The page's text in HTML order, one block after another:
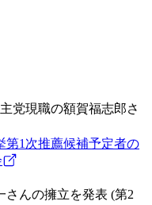
党現職の額賀福志郎さ
第1次推薦候補予定者の
さんの擁立を発表 (第2